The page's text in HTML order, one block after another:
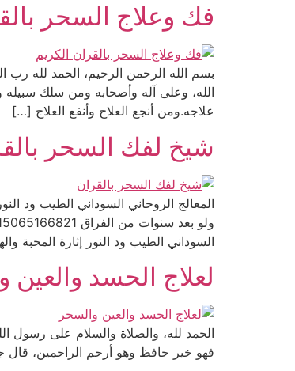
فك وعلاج السحر
بسم الله الرحمن الرحيم، الحمد لله رب
الله، وعلى آله وأصحابه ومن سلك سبيله
علاجه.ومن أنجع العلاج وأنفع العلاج […]
شيخ لفك السحر
السوداني الطيب ود النور إثارة المحبة
لعلاج الحسد والعين
الحمد لله، والصلاة والسلام على رسول
فهو خير حافظ وهو أرحم الراحمين، قال جل وعلا: أَلَيْسَ اللَّهُ بِكَافٍ عَبْدَهُ